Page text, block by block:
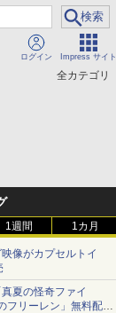
ログイン Impress サイト
全カテゴリ
1週間 1カ月
像がカプセルトイ
夏の怪奇ファイ
フリーレン」無料配信